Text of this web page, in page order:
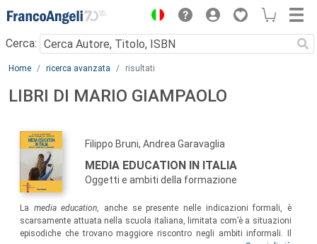
Menu
Cerca:
Main content
Home ricerca avanzata risultati
LIBRI DI MARIO GIAMPAOLO
Filippo Bruni, Andrea Garavaglia
MEDIA EDUCATION IN ITALIA
Oggetti e ambiti della formazione
La media education, anche se presente nelle indicazioni formali, è
scarsamente attuata nella scuola italiana, limitata com’è a situazioni
episodiche che trovano maggiore riscontro negli ambiti informali. Il